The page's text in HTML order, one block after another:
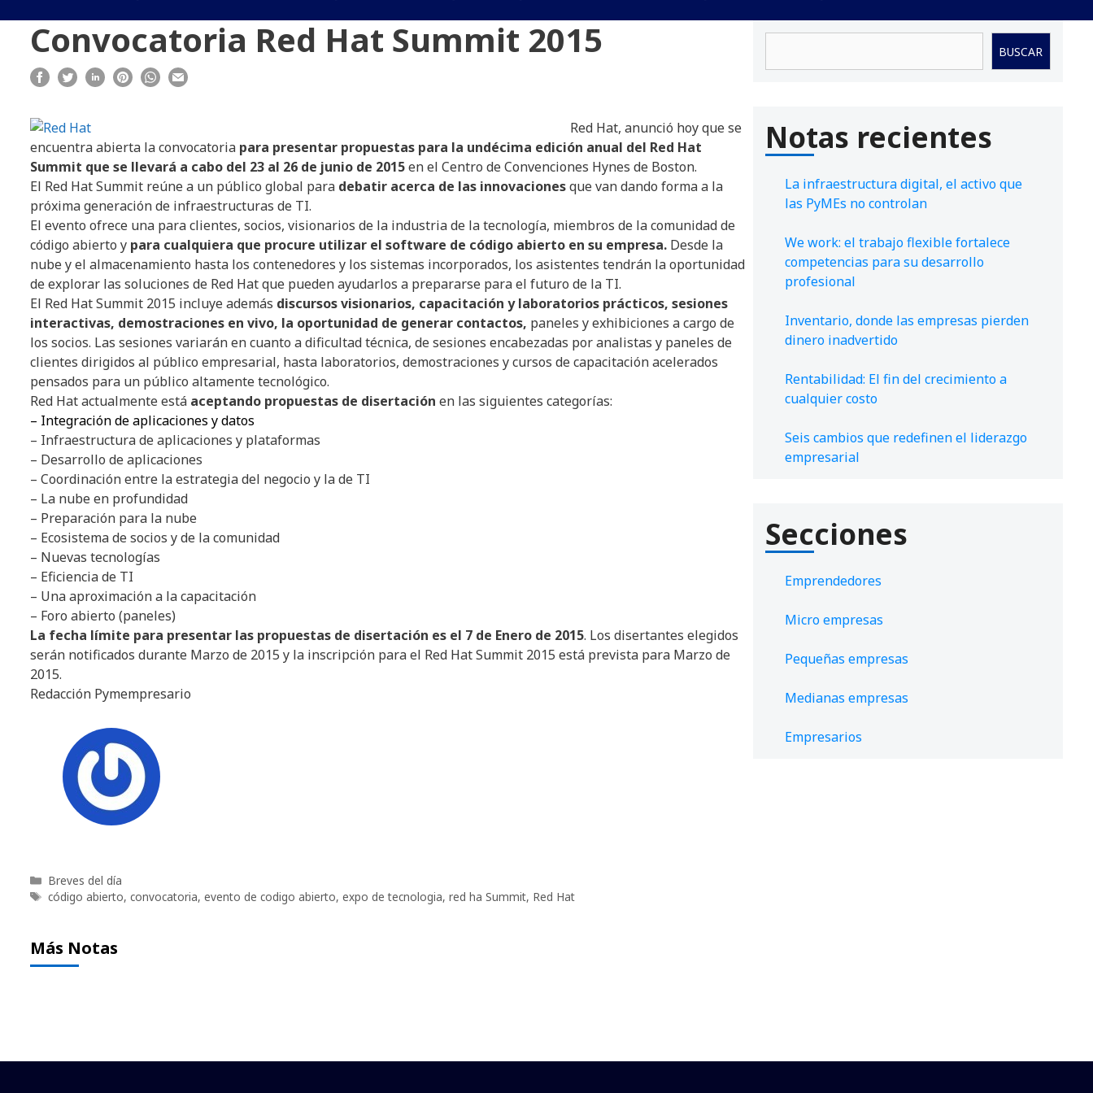
Convocatoria Red Hat Summit 2015
Red Hat, anunció hoy que se
encuentra abierta la convocatoria para presentar propuestas para la undécima edición anual del Red Hat
Summit que se llevará a cabo del 23 al 26 de junio de 2015en el Centro de Convenciones Hynes de Boston.
El Red Hat Summit reúne a un público global para debatir acerca de las innovacionesque van dando forma a la
próxima generación de infraestructuras de TI.
El evento ofrece una para clientes, socios, visionarios de la industria de la tecnología, miembros de la comunidad de
código abierto y para cualquiera que procure utilizar el software de código abierto en su empresa. Desde la
nube y el almacenamiento hasta los contenedores y los sistemas incorporados, los asistentes tendrán la oportunidad
de explorar las soluciones de Red Hat que pueden ayudarlos a prepararse para el futuro de la TI.
El Red Hat Summit 2015 incluye además discursos visionarios, capacitación y laboratorios prácticos, sesiones
interactivas, demostraciones en vivo, la oportunidad de generar contactos, paneles y exhibiciones a cargo de
los socios. Las sesiones variarán en cuanto a dificultad técnica, de sesiones encabezadas por analistas y paneles de
clientes dirigidos al público empresarial, hasta laboratorios, demostraciones y cursos de capacitación acelerados
pensados para un público altamente tecnológico.
Red Hat actualmente está aceptando propuestas de disertación en las siguientes categorías:
– Integración de aplicaciones y datos
– Infraestructura de aplicaciones y plataformas
– Desarrollo de aplicaciones
– Coordinación entre la estrategia del negocio y la de TI
– La nube en profundidad
– Preparación para la nube
– Ecosistema de socios y de la comunidad
– Nuevas tecnologías
– Eficiencia de TI
– Una aproximación a la capacitación
– Foro abierto (paneles)
La fecha límite para presentar las propuestas de disertación es el 7 de Enero de 2015. Los disertantes elegidos
serán notificados durante Marzo de 2015 y la inscripción para el Red Hat Summit 2015 está prevista para Marzo de
2015.
Redacción Pymempresario
Categorías
Breves del día
Etiquetas
código abierto, convocatoria, evento de codigo abierto, expo de tecnologia, red ha Summit, Red Hat
Más Notas
BUSCAR
Notas recientes
La infraestructura digital, el activo que
las PyMEs no controlan
We work: el trabajo flexible fortalece
competencias para su desarrollo
profesional
Inventario, donde las empresas pierden
dinero inadvertido
Rentabilidad: El fin del crecimiento a
cualquier costo
Seis cambios que redefinen el liderazgo
empresarial
Secciones
Emprendedores
Micro empresas
Pequeñas empresas
Medianas empresas
Empresarios